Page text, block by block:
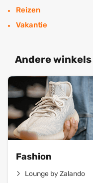
Reizen
Vakantie
Andere
Fashion
Lounge by Zalando